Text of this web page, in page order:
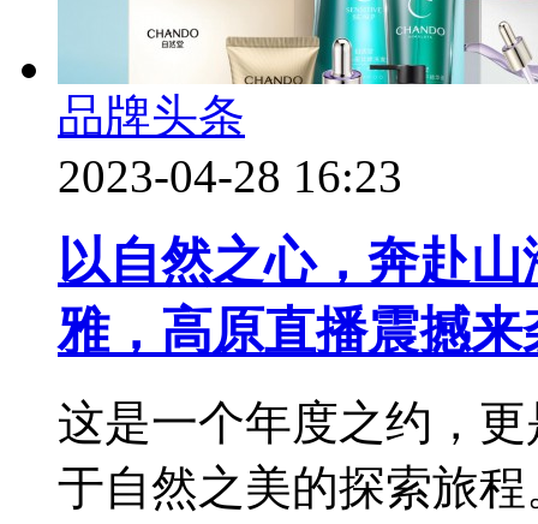
品牌头条
2023-04-28 16:23
以自然之心，奔赴
雅，高原直播震撼来
这是一个年度之约，
于自然之美的探索旅